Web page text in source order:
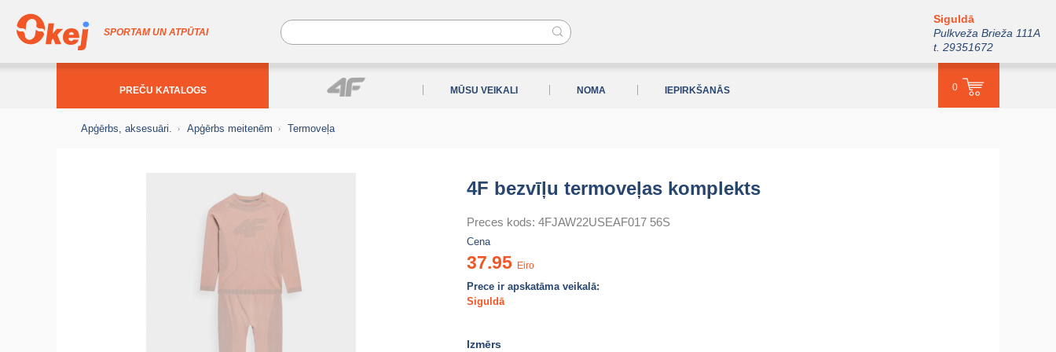
SPORTAM UN ATPŪTAI
Siguldā
Pulkveža Brieža 111A
t. 29351672
PREČU KATALOGS MŪSU VEIKALI NOMA IEPIRKŠANĀS 0
Apģērbs, aksesuāri. Apģērbs meitenēm Termoveļa
4F bezvīļu termoveļas komplekts
Preces kods: 4FJAW22USEAF017 56S
Cena
37.95 Eiro
Prece ir apskatāma veikalā:
Siguldā
Izmērs